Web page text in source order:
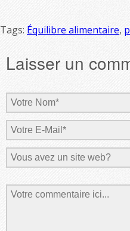
Tags: Équilibre alimentaire,
Laisser un